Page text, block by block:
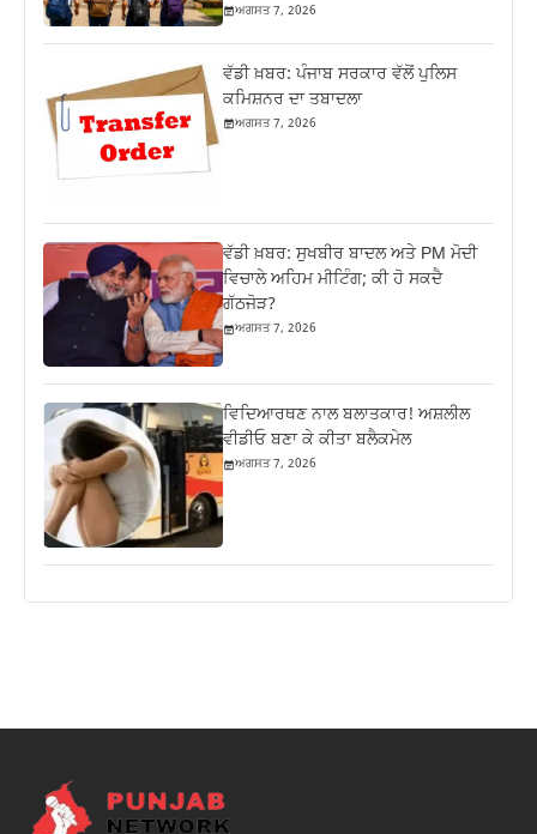
ਅਗਸਤ 7, 2026
ਵੱਡੀ ਖ਼ਬਰ: ਪੰਜਾਬ ਸਰਕਾਰ ਵੱਲੋਂ ਪੁਲਿਸ
ਕਮਿਸ਼ਨਰ ਦਾ ਤਬਾਦਲਾ
ਅਗਸਤ 7, 2026
ਵੱਡੀ ਖ਼ਬਰ: ਸੁਖਬੀਰ ਬਾਦਲ ਅਤੇ PM ਮੋਦੀ
ਵਿਚਾਲੇ ਅਹਿਮ ਮੀਟਿੰਗ; ਕੀ ਹੋ ਸਕਦੈ
ਗੱਠਜੋੜ?
ਅਗਸਤ 7, 2026
ਵਿਦਿਆਰਥਣ ਨਾਲ ਬਲਾਤਕਾਰ! ਅਸ਼ਲੀਲ
ਵੀਡੀਓ ਬਣਾ ਕੇ ਕੀਤਾ ਬਲੈਕਮੇਲ
ਅਗਸਤ 7, 2026